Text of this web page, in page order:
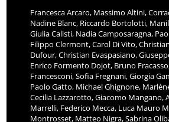
Francesca Arcaro, Massimo Altini,
Nadine Blanc, Riccardo Bortolotti,
Giulia Calisti, Nadia Camposaragna,
Filippo Clermont, Carol Di Vito,
Dufour, Christian Evaspasiano,
Enrico Formento Dojot, Bruno
Francesconi, Sofia Fregnani, Giorgia
Paolo Gatto, Michael Ghignone,
Cecilia Lazzarotto, Giacomo Mangano,
Marrelli, Federico Mecca, Luca Mauro
Montrosset, Matteo Nigra, Sabrina